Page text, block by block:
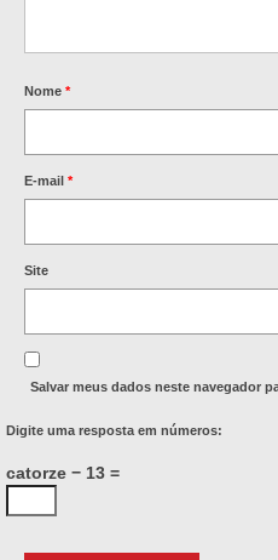
Nome *
E-mail *
Site
Salvar meus dados neste navegador
Digite uma resposta em números:
catorze − 13 =